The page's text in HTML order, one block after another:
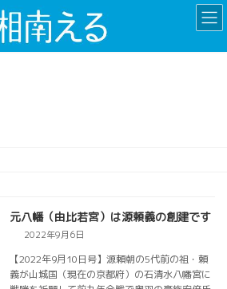
元八幡（由比若宮）は源頼義の創建です
2022年9月6日
【2022年9月10日号】源頼朝の5代前の祖・頼
義が山城国（現在の京都府）の石清水八幡宮に